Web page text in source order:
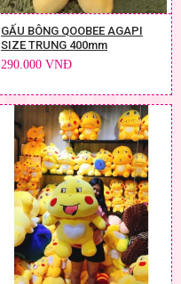
GẤU BÔNG QOOBEE AGAPI
SIZE TRUNG 400mm
290.000 VNĐ